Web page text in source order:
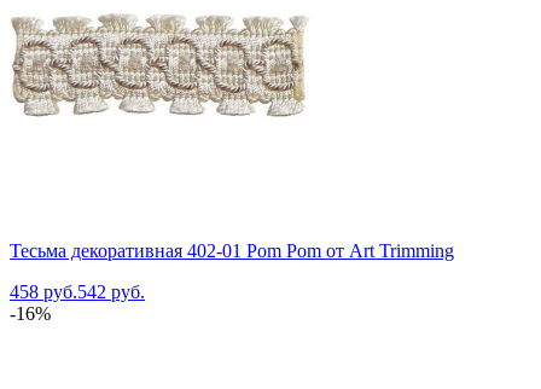
Тесьма декоративная 402-01 Pom Pom от Art Trimming
458 руб.542 руб.
-16%